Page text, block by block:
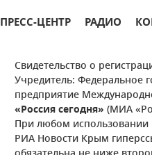
ПРЕСС-ЦЕНТР РАДИО
Свидетельство о
Учредитель: Федеральное
предприятие
«Россия сегодня» (МИА
При любом использовании
РИА Новости Крым